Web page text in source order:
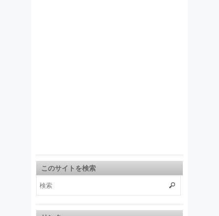
このサイトを検索